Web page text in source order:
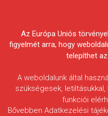
Egyesületek
HÍREK
Az Európa Uniós
figyelmét arra, hogy
telepíthet
A weboldalunk által
szükségesek,
funkciói
Bővebben Adatkezelési